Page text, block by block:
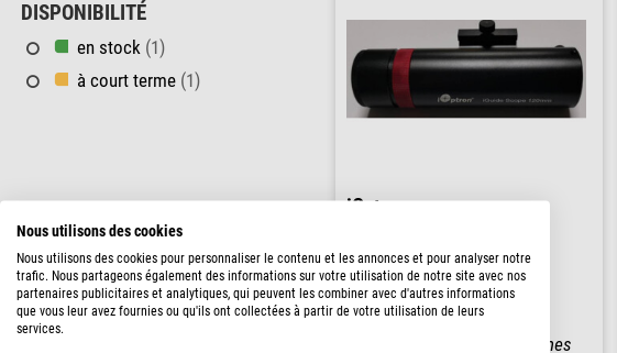
DISPONIBILITÉ
en stock (1)
à court terme (1)
iOptron
149,00 $
3-5 semaines
Nous utilisons des cookies
Nous utilisons des cookies pour personnaliser le contenu et les annonces et pour analyser notre
trafic. Nous partageons également des informations sur votre utilisation de notre site avec nos
partenaires publicitaires et analytiques, qui peuvent les combiner avec d'autres informations
que vous leur avez fournies ou qu'ils ont collectées à partir de votre utilisation de leurs
services.